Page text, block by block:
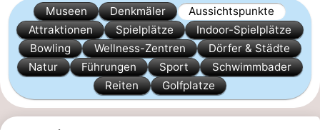
Appartements
Martina
Campingplätze
Museen Denkmäler
Aussichtspunkte
Attraktionen
Spielplätze
Indoor-Spielplätze
Bowling
Wellness-Zentren
Dörfer & Städte
Natur
Führungen Sport
Schwimmbader
Reiten
Golfplatze